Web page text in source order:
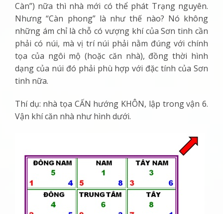
Càn”) nữa thì nhà mới có thể phát Trạng nguyên.
Nhưng “Càn phong” là như thế nào? Nó không
những ám chỉ là chỗ có vượng khí của Sơn tinh cần
phải có núi, mà vị trí núi phải nằm đúng với chính
tọa của ngôi mộ (hoặc căn nhà), đồng thời hình
dạng của núi đó phải phù hợp với đặc tính của Sơn
tinh nữa.
Thí dụ: nhà tọa CẤN hướng KHÔN, lập trong vận 6.
Vận khí căn nhà như hình dưới.